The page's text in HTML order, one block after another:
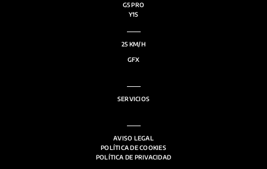
G5 PRO
Y1S
25 KM/H
GFX
SERVICIOS
AVISO LEGAL
POLÍTICA DE COOKIES
POLÍTICA DE PRIVACIDAD